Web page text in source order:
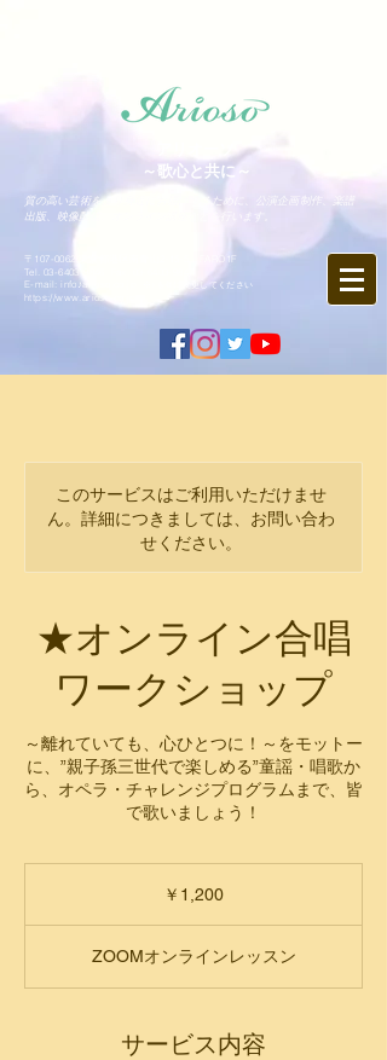
～歌心と共に～
質の高い芸術をより身近にお届けするために、公演企画制作、楽譜
出版、映像配信、オンライン講座などを行います。
〒107-0062 東京都港区南青山2-15-5 FARO1F
Tel. 03-6403-9846
​E-mail: info♪arioso.co.jp
※♪を@に変更してください
https://www.arioso.co.jp
このサービスはご利用いただけませ
ん。詳細につきましては、お問い合わ
せください。
★オンライン合唱
ワークショップ
～離れていても、心ひとつに！～をモットー
に、”親子孫三世代で楽しめる”童謡・唱歌か
ら、オペラ・チャレンジプログラムまで、皆
￥1,200
ZOOMオンラインレッスン
サービス内容